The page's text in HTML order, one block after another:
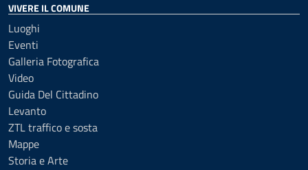
VIVERE IL COMUNE
Luoghi
Eventi
Galleria Fotografica
Video
Guida Del Cittadino
Levanto
ZTL traffico e sosta
Mappe
Storia e Arte